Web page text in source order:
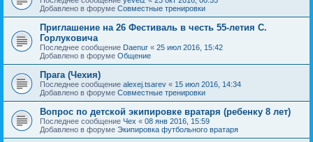
Добавлено в форуме Совместные тренировки
Приглашение на 26 Фестиваль в честь 55-летия С.
Горлуковича
Последнее сообщение Daenur « 25 июл 2016, 15:42
Добавлено в форуме Общение
Прага (Чехия)
Последнее сообщение alexej.tsarev « 15 июл 2016, 14:34
Добавлено в форуме Совместные тренировки
Вопрос по детской экипировке вратаря (ребенку 8 лет)
Последнее сообщение Чех « 08 янв 2016, 15:59
Добавлено в форуме Экипировка футбольного вратаря